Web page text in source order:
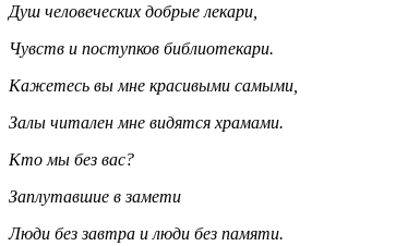
Душ человеческих добрые лекари,
Чувств и поступков библиотекари.
Кажетесь вы мне красивыми самыми,
Залы читален мне видятся храмами.
Кто мы без вас?
Заплутавшие в замети
Люди без завтра и люди без памяти.